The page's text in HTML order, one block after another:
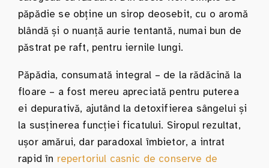
păpădie se obține un sirop deosebit, cu o aromă
blândă și o nuanță aurie tentantă, numai bun de
păstrat pe raft, pentru iernile lungi.
Păpădia, consumată integral – de la rădăcină la
floare – a fost mereu apreciată pentru puterea
ei depurativă, ajutând la detoxifierea sângelui și
la susținerea funcției ficatului. Siropul rezultat,
ușor amărui, dar paradoxal îmbietor, a intrat
rapid în repertoriul casnic de conserve de